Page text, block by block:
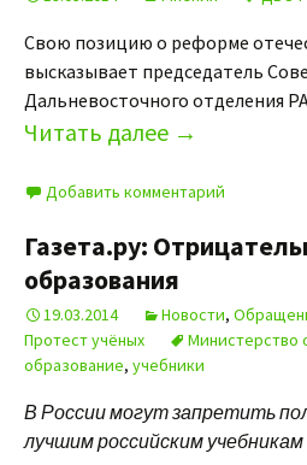
Свою позицию о реформе
высказывает председатель
Дальневосточного отделения
Читать далее →
Добавить комментарий
Газета.ру:
образования
19.03.2014 Новости,
Протест учёных
Министерство
образование, учебники
В России могут запретить
лучшим российским учебникам